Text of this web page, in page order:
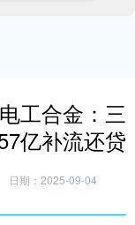
工合金：三
亿补流还贷
日期：2025-09-04